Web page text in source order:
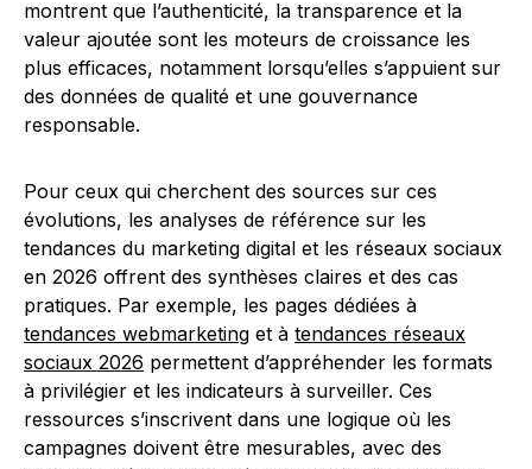
montrent que l’authenticité, la transparence et la
valeur ajoutée sont les moteurs de croissance les
plus efficaces, notamment lorsqu’elles s’appuient sur
des données de qualité et une gouvernance
responsable.
Pour ceux qui cherchent des sources sur ces
évolutions, les analyses de référence sur les
tendances du marketing digital et les réseaux sociaux
en 2026 offrent des synthèses claires et des cas
pratiques. Par exemple, les pages dédiées à
tendances webmarketing et à tendances réseaux
sociaux 2026 permettent d’appréhender les formats
à privilégier et les indicateurs à surveiller. Ces
ressources s’inscrivent dans une logique où les
campagnes doivent être mesurables, avec des